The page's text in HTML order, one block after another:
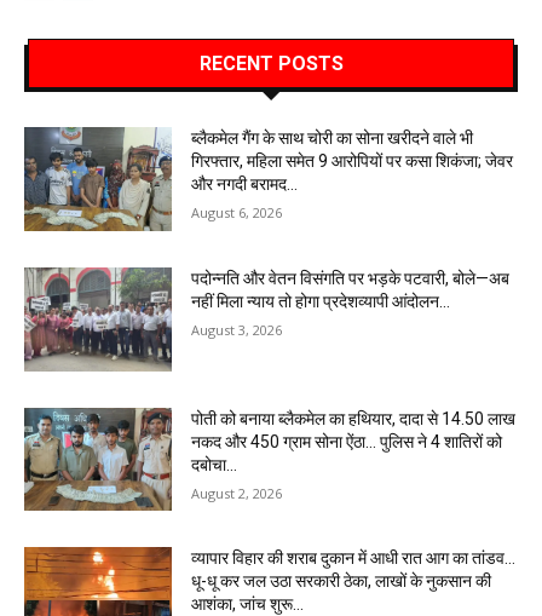
RECENT POSTS
ब्लैकमेल गैंग के साथ चोरी का सोना खरीदने वाले भी
गिरफ्तार, महिला समेत 9 आरोपियों पर कसा शिकंजा; जेवर
और नगदी बरामद…
August 6, 2026
पदोन्नति और वेतन विसंगति पर भड़के पटवारी, बोले—अब
नहीं मिला न्याय तो होगा प्रदेशव्यापी आंदोलन…
August 3, 2026
पोती को बनाया ब्लैकमेल का हथियार, दादा से 14.50 लाख
नकद और 450 ग्राम सोना ऐंठा… पुलिस ने 4 शातिरों को
दबोचा…
August 2, 2026
व्यापार विहार की शराब दुकान में आधी रात आग का तांडव…
धू-धू कर जल उठा सरकारी ठेका, लाखों के नुकसान की
आशंका, जांच शुरू…